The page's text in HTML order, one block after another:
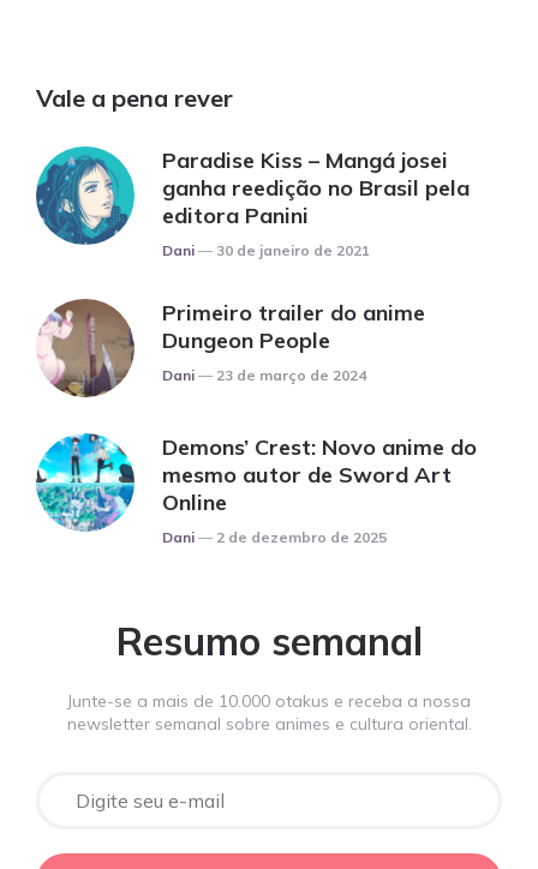
Vale a pena rever
Paradise Kiss – Mangá josei
ganha reedição no Brasil pela
editora Panini
Posted
Dani 30 de janeiro de 2021
Primeiro trailer do anime
Dungeon People
Posted
Dani 23 de março de 2024
Demons’ Crest: Novo anime do
mesmo autor de Sword Art
Online
Posted
Dani 2 de dezembro de 2025
Resumo semanal
Junte-se a mais de 10.000 otakus e receba a nossa
newsletter semanal sobre animes e cultura oriental.